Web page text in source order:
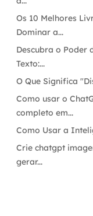
Os 10 Melhores
Dominar a...
Descubra o Poder
Texto:...
O Que Significa
Como usar o
completo em...
Como Usar a
Crie chatgpt
gerar...